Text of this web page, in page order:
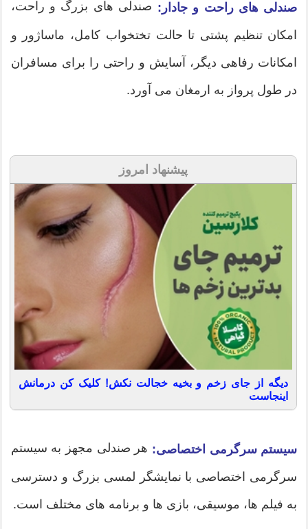
صندلی های راحت و جادار: صندلی های بزرگ و راحت،
امکان تنظیم پشتی تا حالت تختخواب کامل، ماساژور و
امکانات رفاهی دیگر، آسایش و راحتی را برای مسافران
در طول پرواز به ارمغان می آورد.
پیشنهاد امروز
دیگه از جای زخم و بخیه خجالت نکش! کلیک کن درمانش
اینجاست
سیستم سرگرمی اختصاصی: هر صندلی مجهز به سیستم
سرگرمی اختصاصی با نمایشگر لمسی بزرگ و دسترسی
به فیلم ها، موسیقی، بازی ها و برنامه های مختلف است.